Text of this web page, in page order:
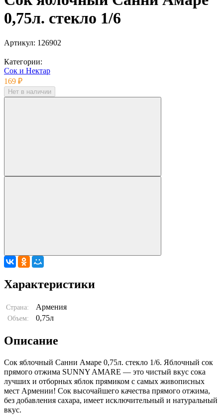
0,75л. стекло 1/6
Артикул: 126902
Категории:
Сок и Нектар
169 ₽
Нет в наличии
Характеристики
Страна: Армения
Объем: 0,75л
Описание
Сок яблочный Санни Амаре 0,75л. стекло 1/6. Яблочный сок
прямого отжима SUNNY AMARE — это чистый вкус сока
лучших и отборных яблок прямиком с самых живописных
мест Армении! Сок высочайшего качества прямого отжима,
без добавления сахара, имеет исключительный и натуральный
вкус.